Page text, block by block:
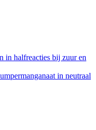
in halfreacties bij zuur en
in neutraal